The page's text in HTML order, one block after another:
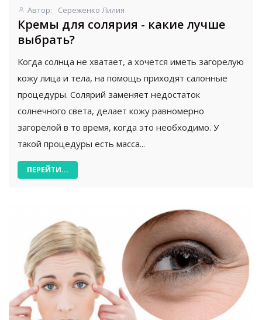
Автор:
Сереженко Лилия
Кремы для солярия - какие лучше
выбрать?
Когда солнца не хватает, а хочется иметь загорелую
кожу лица и тела, на помощь приходят салонные
процедуры. Солярий заменяет недостаток
солнечного света, делает кожу равномерно
загорелой в то время, когда это необходимо. У
такой процедуры есть масса...
ПЕРЕЙТИ...